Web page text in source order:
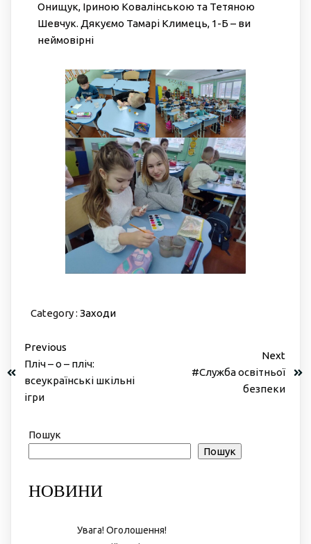
Онищук, Іриною Ковалінською та Тетяною
Шевчук. Дякуємо Тамарі Климець, 1-Б – ви
неймовірні
Category : Заходи
Previous
Пліч – о – пліч:
всеукраїнські шкільні
ігри
Next
#Служба освітньої
безпеки
Пошук
Пошук
НОВИНИ
Увага! Оголошення!